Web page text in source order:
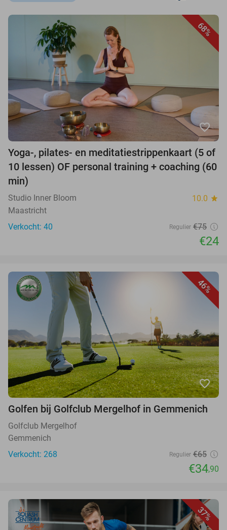
68%
favorite_border
Yoga-, pilates- en meditatiestrippenkaart (5 of
10 lessen) OF personal training + coaching (60
min)
Studio Inner Bloom 10.0 star
Maastricht
Verkocht: 40
Regulier €75
€24
46%
favorite_border
Golfen bij Golfclub Mergelhof in Gemmenich
Golfclub Mergelhof
Gemmenich
Verkocht: 268
Regulier €65
€34,90
37%